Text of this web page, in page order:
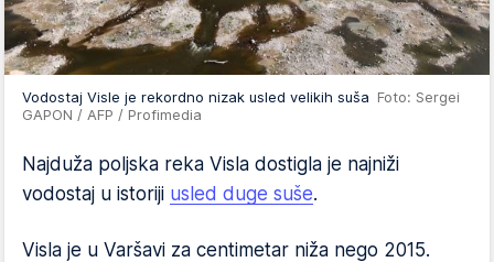
Vodostaj Visle je rekordno nizak usled velikih suša Foto: Sergei
GAPON / AFP / Profimedia
Najduža poljska reka Visla dostigla je najniži
vodostaj u istoriji usled duge suše.
Visla je u Varšavi za centimetar niža nego 2015.